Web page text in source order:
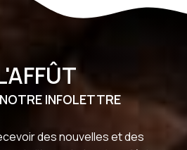
INFOLETTRE
des nouvelles et des